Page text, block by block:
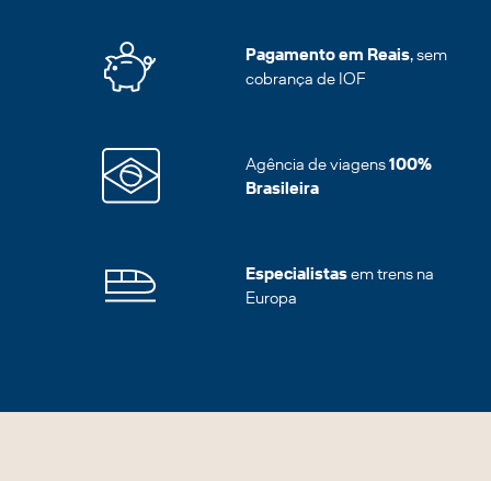
Pagamento em Reais, sem
cobrança de IOF
Agência de viagens100%
Brasileira
Especialistasem trens na
Europa